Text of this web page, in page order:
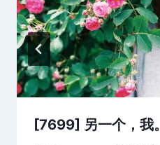
[7699] 另一个，我。